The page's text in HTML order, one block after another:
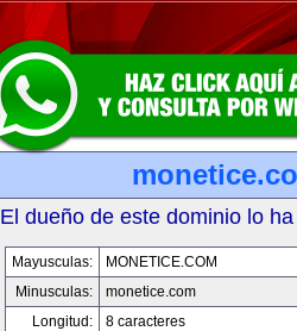
El dueño de este dominio lo
Mayusculas:
MONETICE.COM
Minusculas:
monetice.com
Longitud:
8 caracteres